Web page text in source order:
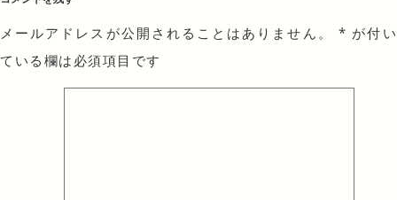
メールアドレスが公開されることはありません。 * が付い
ている欄は必須項目です